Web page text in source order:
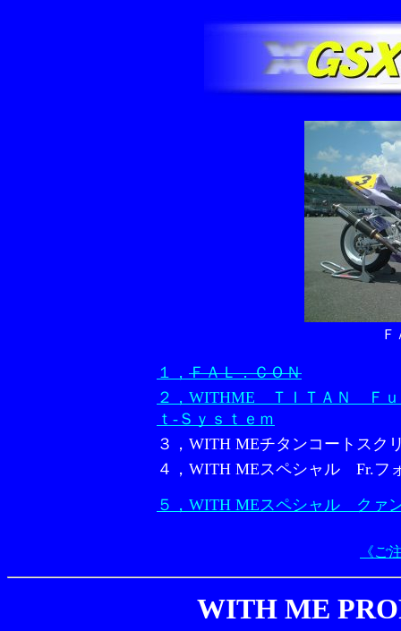
１， ＦＡＬ．ＣＯＮ
２，WITHME ＴＩＴＡＮ Ｆｕ
ｔ-Ｓｙｓｔｅｍ
３，WITH MEチタンコートスク
４，WITH MEスペシャル Fr.フ
５，WITH MEスペシャル クァ
《ご
WITH ME